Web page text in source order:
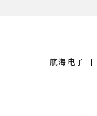
航海电子